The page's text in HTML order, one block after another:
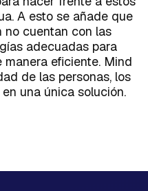
A esto se añade que
no cuentan con las
adecuadas para
eficiente. Mind
de las personas, los
una única solución.